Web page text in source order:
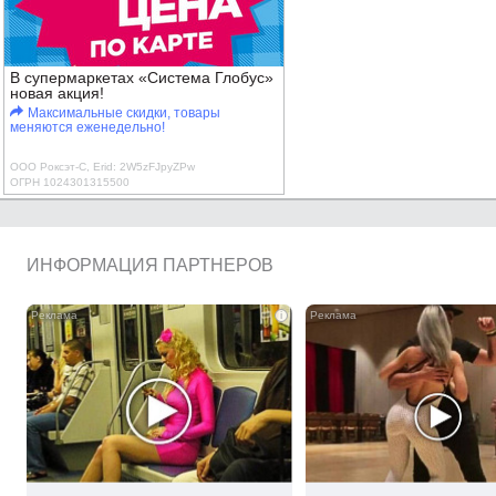
В супермаркетах «Система Глобус»
новая акция!
Максимальные скидки, товары
меняются еженедельно!
ООО Роксэт-С, Erid: 2W5zFJpyZPw
ОГРН 1024301315500
ИНФОРМАЦИЯ ПАРТНЕРОВ
i